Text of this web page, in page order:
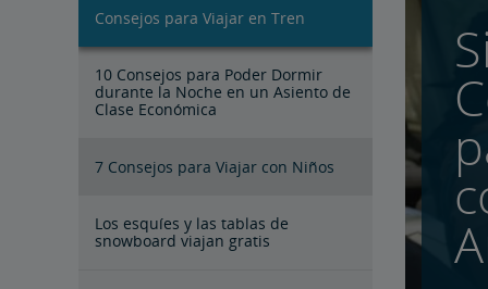
Parques Nacionales Cerca de las
4 Viajes en Tren Más Pintorescos
Las mejores vistas desde el Coast
Los 4 Mejores Destinos de Playa en
Los Mejores Destinos de Golf
Consejos para Viajar en Tren
10 Consejos para Poder Dormir
durante la Noche en un Asiento de
Clase Económica
7 Consejos para Viajar con Niños
Los esquíes y las tablas de
snowboard viajan gratis